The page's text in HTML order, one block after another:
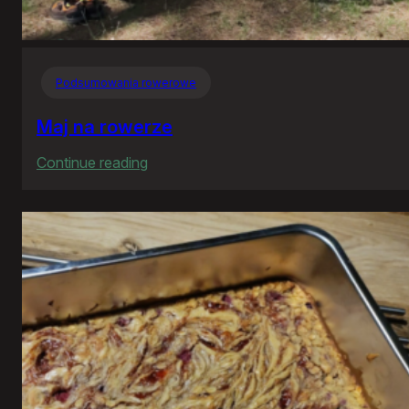
Podsumowania rowerowe
Maj na rowerze
Continue reading
na
rowerze